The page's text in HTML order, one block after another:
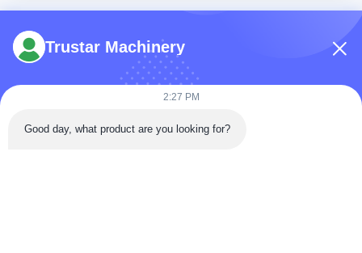
Trustar Machinery
2:27 PM
Good day, what product are you looking for?